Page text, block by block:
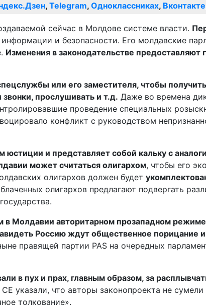
, Telegram, Одноклассниках, Вконтакте
сейчас в Молдове системе власти.
и безопасности. Его молдавские
Изменения в законодательстве предоставляют
или его заместителя, чтобы
прослушивать и т.д. Даже во времена
проведение специальных
конфликт с руководством
и представляет собой кальку с
может считаться олигархом, чтобы его
олигархов должен будет
олигархов предлагают подвергать
Молдавии авторитарном прозападном
Россию ждут общественное порицание
правящей партии PAS на очередных
в пух и прах, главным образом, за
указали, что авторы законопроекта не
толкование».